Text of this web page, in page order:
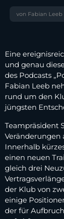
von Fabian Leeb
Eine
und genau
des Podcasts
Fabian Leeb
rund um den
jüngsten
Teampräsident
Veränderungen
Innerhalb
einen neuen
gleich drei
der Klub von
einige
der für